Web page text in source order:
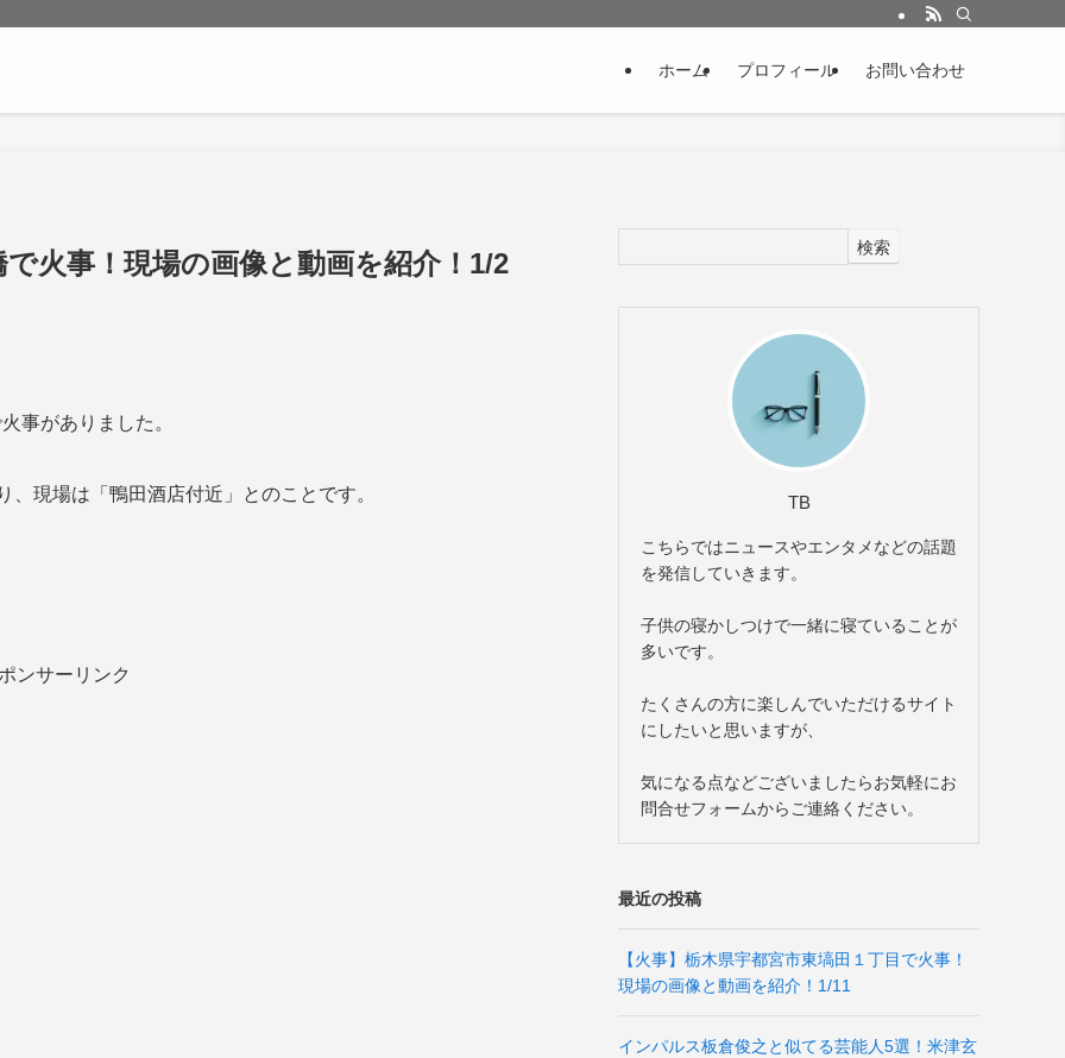
ホーム プロフィール お問い合わせ
火事！現場の画像と動画を紹介！1/2
事がありました。
現場は「鴨田酒店付近」とのことです。
ンサーリンク
検索
TB
こちらではニュースやエンタメなどの話題
を発信していきます。
子供の寝かしつけで一緒に寝ていることが
多いです。
たくさんの方に楽しんでいただけるサイト
にしたいと思いますが、
気になる点などございましたらお気軽にお
問合せフォームからご連絡ください。
最近の投稿
【火事】栃木県宇都宮市東塙田１丁目で火事！
現場の画像と動画を紹介！1/11
インパルス板倉俊之と似てる芸能人5選！米津玄